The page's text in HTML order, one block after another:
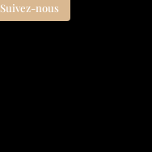
Suivez-nous